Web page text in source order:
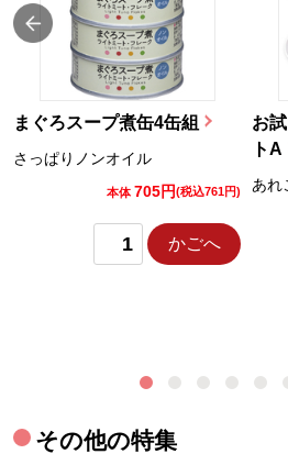
まぐろスープ煮缶4缶組
さっぱりノンオイル
本体 705円(税込761円)
かごへ
お
トA
あれ
その他の特集